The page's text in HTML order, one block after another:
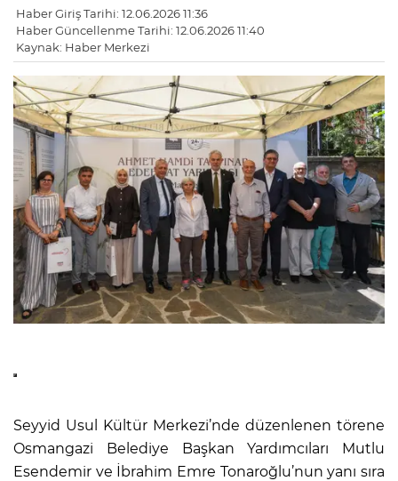
Haber Giriş Tarihi: 12.06.2026 11:36
Haber Güncellenme Tarihi: 12.06.2026 11:40
Kaynak: Haber Merkezi
Seyyid Usul Kültür Merkezi’nde düzenlenen törene
Osmangazi Belediye Başkan Yardımcıları Mutlu
Esendemir ve İbrahim Emre Tonaroğlu’nun yanı sıra